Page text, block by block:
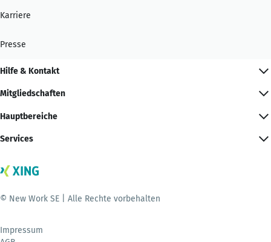
Karriere
Presse
Hilfe & Kontakt
Mitgliedschaften
Hauptbereiche
Services
© New Work SE | Alle Rechte vorbehalten
Impressum